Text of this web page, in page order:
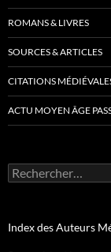
ROMANS & LIVRES
SOURCES & ARTICLES
CITATIONS
ACTU MOYEN ÂGE
Rechercher :
Index des Auteurs